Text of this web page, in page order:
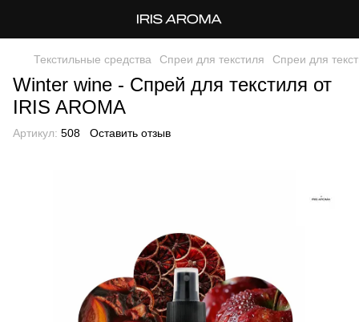
Текстильные средства Спреи для текстиля Спреи для
Winter wine - Спрей для текстиля от
IRIS AROMA
Артикул: 508 Оставить отзыв